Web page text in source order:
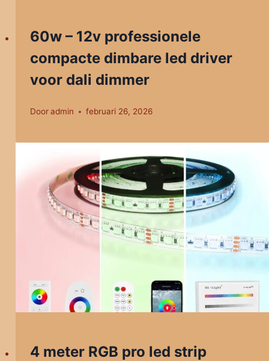
60w – 12v professionele
compacte dimbare led driver
voor dali dimmer
Door admin februari 26, 2026
4 meter RGB pro led strip